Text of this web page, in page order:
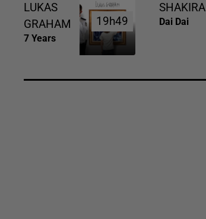
LUKAS
GRAHAM
7 Years
19h49
19h49
SHAKIRA
Dai Dai